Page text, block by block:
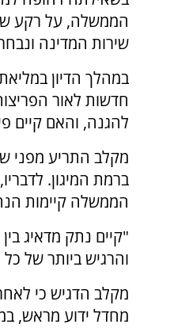
הממשלה, על רקע
שירות המדינה
במהלך הדיון
חדשות לאור
להגנה, והאם קיים
מקלב התריע מפני
ברמת המיגון.
הממשלה קיימות
"קיים נתק מדאיג
והרגיש ביותר של
מחדל ידוע מראש,